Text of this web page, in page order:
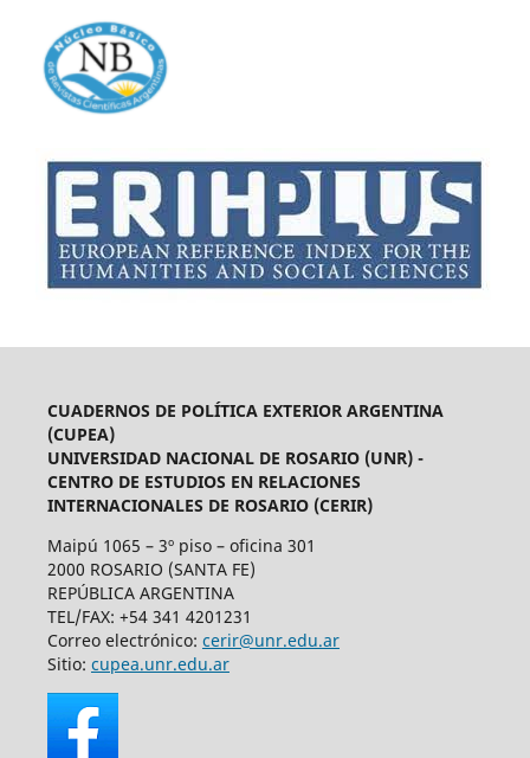
CUADERNOS DE POLÍTICA EXTERIOR ARGENTINA
(CUPEA)
UNIVERSIDAD NACIONAL DE ROSARIO (UNR) -
CENTRO DE ESTUDIOS EN RELACIONES
INTERNACIONALES DE ROSARIO (CERIR)
Maipú 1065 – 3º piso – oficina 301
2000 ROSARIO (SANTA FE)
REPÚBLICA ARGENTINA
TEL/FAX: +54 341 4201231
Correo electrónico: cerir@unr.edu.ar
Sitio: cupea.unr.edu.ar